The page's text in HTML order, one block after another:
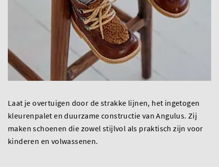
Laat je overtuigen door de strakke lijnen, het ingetogen
kleurenpalet en duurzame constructie van Angulus. Zij
maken schoenen die zowel stijlvol als praktisch zijn voor
kinderen en volwassenen.